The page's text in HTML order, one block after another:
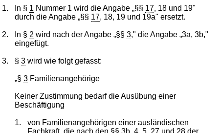
1. In § 1 Nummer 1 wird die Angabe „§§ 17, 18 und 19"
durch die Angabe „§§ 17, 18, 19 und 19a" ersetzt.
2. In § 2 wird nach der Angabe „§§3," die Angabe „3a, 3b,"
eingefügt.
3. §3 wird wie folgt gefasst:
„§3 Familienangehörige
Keiner Zustimmung bedarf die Ausübung einer
Beschäftigung
1.
von Familienangehörigen einer ausländischen
Fachkraft, die nach den §§ 3b, 4, 5, 27und 28der